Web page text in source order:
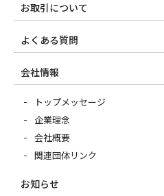
お取引について
よくある質問
会社情報
トップメッセージ
企業理念
会社概要
関連団体リンク
お知らせ